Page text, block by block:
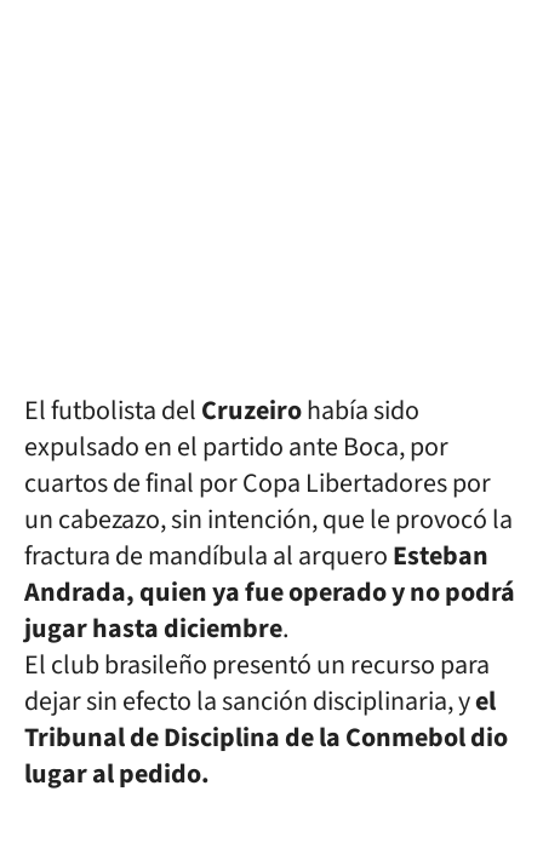
El futbolista delCruzeirohabía sido
expulsado en el partido ante Boca, por
cuartos de final por Copa Libertadores por
un cabezazo, sin intención, que le provocó la
fractura de mandíbula al arqueroEsteban
Andrada, quien ya fue operado y no podrá
jugar hasta diciembre.
El club brasileño presentó un recurso para
dejar sin efecto la sanción disciplinaria, yel
Tribunal de Disciplina de la Conmebol dio
lugar al pedido.